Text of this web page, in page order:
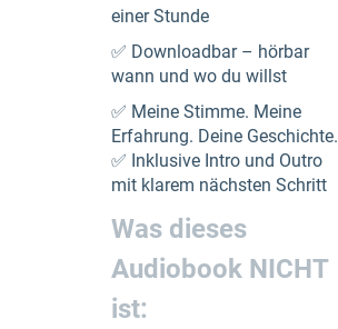
einer Stunde
✅ Downloadbar – hörbar
wann und wo du willst
✅ Meine Stimme. Meine
Erfahrung. Deine Geschichte.
✅ Inklusive Intro und Outro
mit klarem nächsten Schritt
Was dieses
Audiobook NICHT
ist: